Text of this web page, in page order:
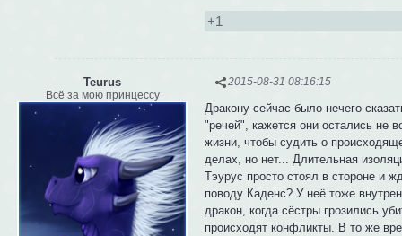
+1
2015-08-31 08:16:15
Teurus
Всё за мою принцессу
Дракону сейчас было нечего
"речей", кажется они остались не
жизни, чтобы судить о
делах, но нет... Длительная
Тэурус просто стоял в стороне и
поводу Каденс? У неё тоже
дракон, когда сёстры грозились
происходят конфликты. В то же